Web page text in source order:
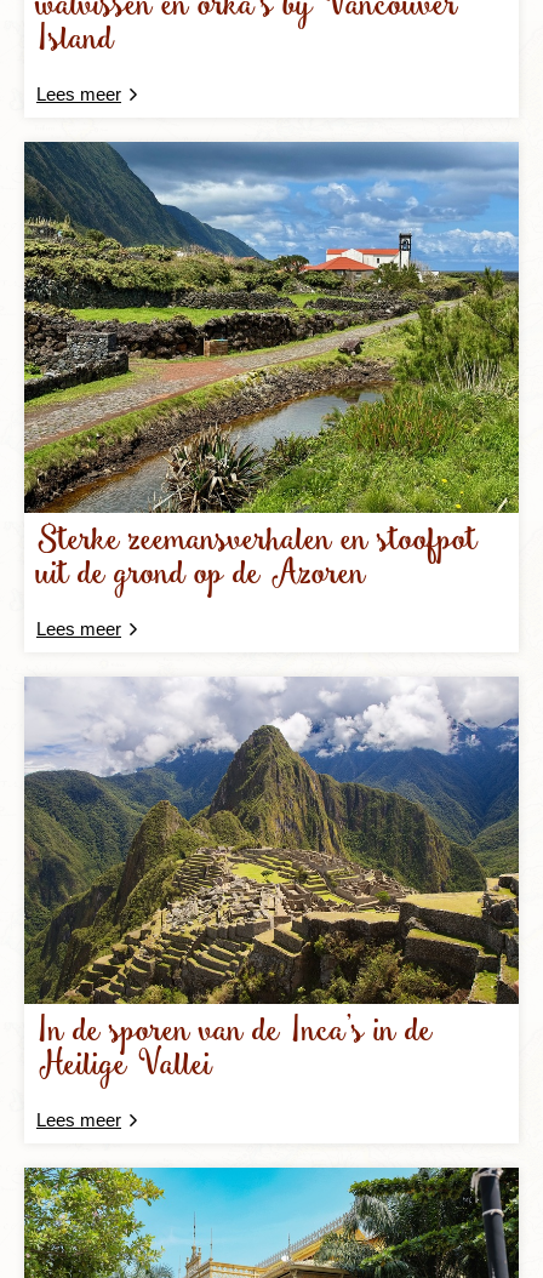
Island
Lees meer
Sterke zeemansverhalen en stoofpot
uit de grond op de Azoren
Lees meer
In de sporen van de Inca’s in de
Heilige Vallei
Lees meer